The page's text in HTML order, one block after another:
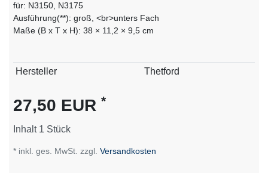
für: N3150, N3175
Ausführung(**): groß, <br>unters Fach
Maße (B x T x H): 38 × 11,2 × 9,5 cm
Technisches
Wert
Hersteller Thetford
27,50 EUR *
Inhalt 1 Stück
* inkl. ges. MwSt. zzgl. Versandkosten